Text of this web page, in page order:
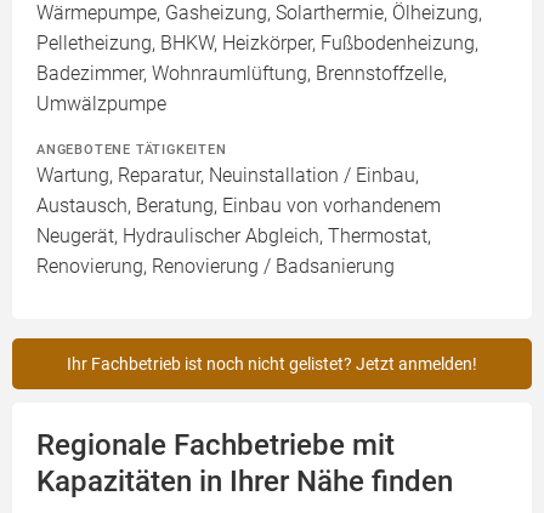
Wärmepumpe, Gasheizung, Solarthermie, Ölheizung,
Pelletheizung, BHKW, Heizkörper, Fußbodenheizung,
Badezimmer, Wohnraumlüftung, Brennstoffzelle,
Umwälzpumpe
ANGEBOTENE TÄTIGKEITEN
Wartung, Reparatur, Neuinstallation / Einbau,
Austausch, Beratung, Einbau von vorhandenem
Neugerät, Hydraulischer Abgleich, Thermostat,
Renovierung, Renovierung / Badsanierung
Ihr Fachbetrieb ist noch nicht gelistet? Jetzt anmelden!
Regionale Fachbetriebe mit
Kapazitäten in Ihrer Nähe finden